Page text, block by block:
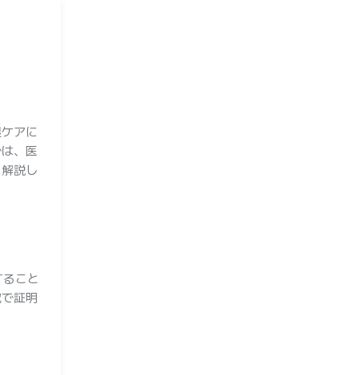
アに
、医
説し
こと
証明